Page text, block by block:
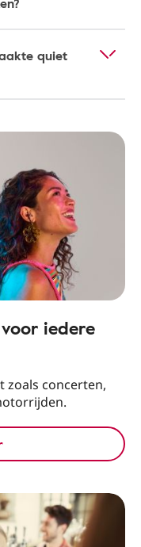
quiet
iedere
zoals concerten,